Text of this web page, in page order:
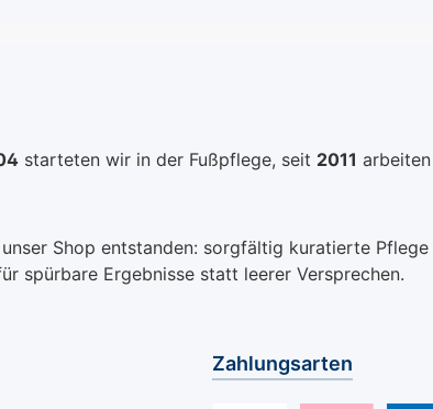
starteten wir in der Fußpflege, seit 2011
Shop entstanden: sorgfältig kuratierte
spürbare Ergebnisse statt leerer Versprechen.
Zahlungsarten